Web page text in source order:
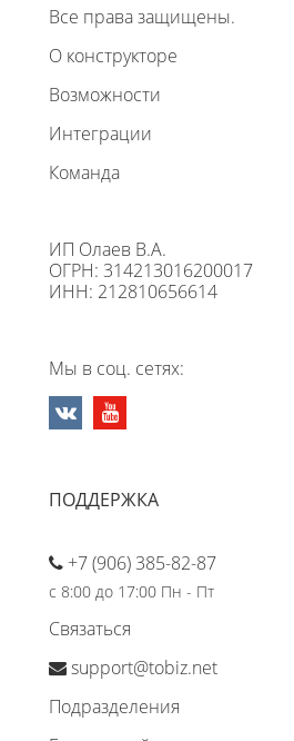
Все права защищены.
О конструкторе
Возможности
Интеграции
Команда
ИП Олаев В.А.
ОГРН: 314213016200017
ИНН: 212810656614
Мы в соц. сетях:
ПОДДЕРЖКА
+7 (906) 385-82-87
с 8:00 до 17:00 Пн - Пт
Связаться
support@tobiz.net
Подразделения